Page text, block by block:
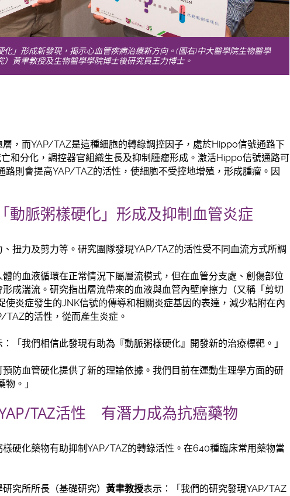
」形成新發現，揭示心血管疾病治療新方向。(圖右)中大醫學院生物醫學
黃聿教授及生物醫學學院博士後研究員王力博士。
層，而YAP/TAZ是這種細胞的轉錄調控因子，處於Hippo信號通路下
和分化，調控器官組織生長及抑制腫瘤形成。激活Hippo信號通路可
則會提高YAP/TAZ的活性，使細胞不受控地增殖，形成腫瘤。因
動脈粥樣硬化」形成及抑制血管炎症
扭力及剪力等。研究團隊發現YAP/TAZ的活性受不同血流方式所調
的血液循環在正常情況下屬層流模式，但在血管分支處、創傷部位
成湍流。研究指出層流帶來的血液與血管內壁摩擦力（又稱「剪切
炎症發生的JNK信號的傳導和相關炎症基因的表達，減少粘附在內
TAZ的活性，從而產生炎症。
「我們相信此發現有助為『動脈粥樣硬化』開發新的治療標靶。」
防血管硬化提供了新的理論依據。我們目前在運動生理學方面的研
。」
TAZ活性 有潛力成為抗癌藥物
硬化藥物有助抑制YAP/TAZ的轉錄活性。在640種臨床常用藥物當
究所所長（基礎研究） 黃聿教授表示：「我們的研究發現YAP/TAZ